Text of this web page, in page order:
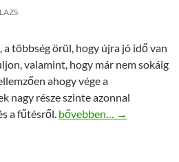
többség örül, hogy újra jó idő van
valamint, hogy már nem sokáig
ahogy vége a
nagy része szinte azonnal
a fűtésről. Tavaszi fűtésszerelő
bővebben… →